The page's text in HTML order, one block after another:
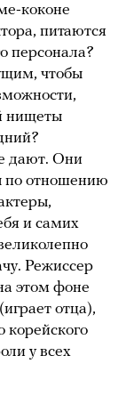
коконе
питаются
персонала?
чтобы
нищеты
дают. Они
по отношению
и самих
Режиссер
этом фоне
отца),
корейского
у всех